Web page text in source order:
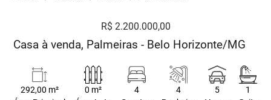
R$ 2.200.000,00
Casa à venda, Palmeiras - Belo Horizonte/MG
292,00 m²
0 m²
4
4
5
1